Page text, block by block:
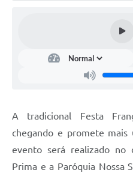
A tradicional Festa
chegando e promete
evento será realizado no
Prima e a Paróquia Nossa